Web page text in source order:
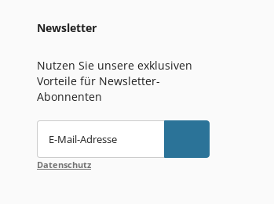
Newsletter
Nutzen Sie unsere exklusiven
Vorteile für Newsletter-
Abonnenten
E-Mail-Adresse
Datenschutz